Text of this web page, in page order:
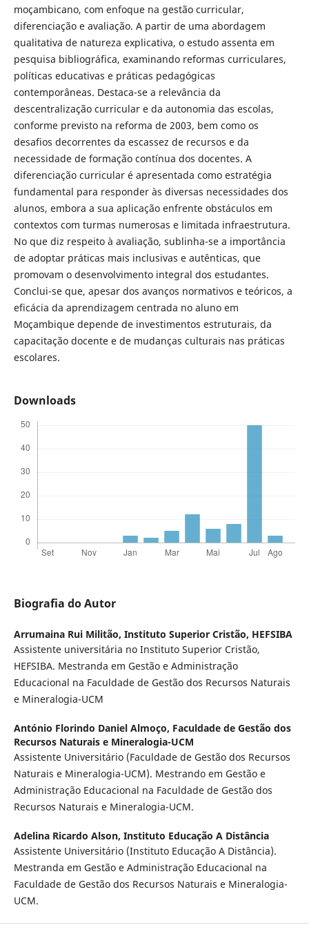
moçambicano, com enfoque na gestão curricular,
diferenciação e avaliação. A partir de uma abordagem
qualitativa de natureza explicativa, o estudo assenta em
pesquisa bibliográfica, examinando reformas curriculares,
políticas educativas e práticas pedagógicas
contemporâneas. Destaca-se a relevância da
descentralização curricular e da autonomia das escolas,
conforme previsto na reforma de 2003, bem como os
desafios decorrentes da escassez de recursos e da
necessidade de formação contínua dos docentes. A
diferenciação curricular é apresentada como estratégia
fundamental para responder às diversas necessidades dos
alunos, embora a sua aplicação enfrente obstáculos em
contextos com turmas numerosas e limitada infraestrutura.
No que diz respeito à avaliação, sublinha-se a importância
de adoptar práticas mais inclusivas e autênticas, que
promovam o desenvolvimento integral dos estudantes.
Conclui-se que, apesar dos avanços normativos e teóricos, a
eficácia da aprendizagem centrada no aluno em
Moçambique depende de investimentos estruturais, da
capacitação docente e de mudanças culturais nas práticas
escolares.
Downloads
Biografia do Autor
Arrumaina Rui Militão, Instituto Superior Cristão, HEFSIBA
Assistente universitária no Instituto Superior Cristão,
HEFSIBA. Mestranda em Gestão e Administração
Educacional na Faculdade de Gestão dos Recursos Naturais
e Mineralogia-UCM
António Florindo Daniel Almoço, Faculdade de Gestão dos
Recursos Naturais e Mineralogia-UCM
Assistente Universitário (Faculdade de Gestão dos Recursos
Naturais e Mineralogia-UCM). Mestrando em Gestão e
Administração Educacional na Faculdade de Gestão dos
Recursos Naturais e Mineralogia-UCM.
Adelina Ricardo Alson, Instituto Educação A Distância
Assistente Universitário (Instituto Educação A Distância).
Mestranda em Gestão e Administração Educacional na
Faculdade de Gestão dos Recursos Naturais e Mineralogia-
UCM.